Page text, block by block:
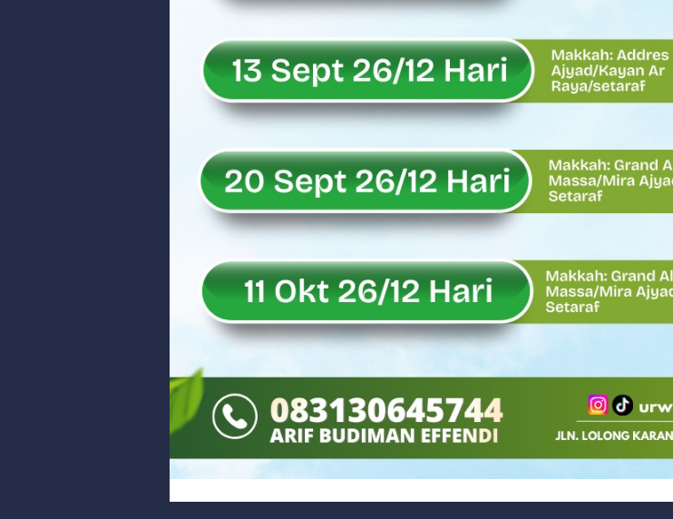
Sita Uang Tunai Rp 3 M terkait Kasus Dermaga Labuhan Bajau di
Rahmat Saleh Sebut Langkah Dony Oskaria Audit 750 BUMN Momentum
Rahmat Saleh Puji Kinerja Dony Oskaria, Laba BUMN Meningkat dan
DANREM 032/WIRABRAJA RESMIKAN JEMBATAN BAILEY DI NAGARI SALAREH AIA
Dialog Inspiratif di Agam, Legislator Nevi Zuairina Sampaikan Hal Ini
Danpusterad Resmi Tutup Program Bakti TNI AD Untuk Rakyat di
Rahmat Saleh Nilai Penataan BUMN Perlu, Asalkan Layanan Publik Tetap